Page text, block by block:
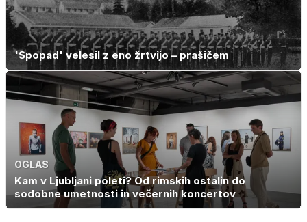
'Spopad' velesil z eno žrtvijo – prašičem
OGLAS
Kam v Ljubljani poleti? Od rimskih ostalin do
sodobne umetnosti in večernih koncertov